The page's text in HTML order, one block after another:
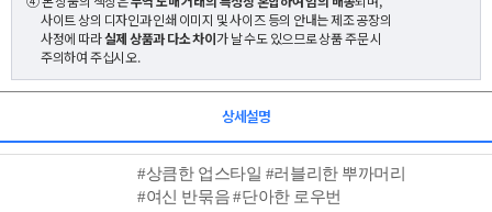
사이트 상의 디자인과 인쇄 이미지 및 사이즈 등의 안내는 제조 공장의
사정에 따라실제 상품과 다소 차이가 날 수도 있으므로 상품 주문 시
주의하여 주십시오.
상세설명
#상큼한 업스타일 #러블리한 뿌까머리
#여신 반묶음 #단아한 로우번